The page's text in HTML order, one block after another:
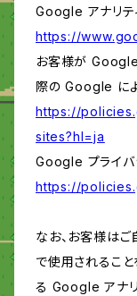
Google アナリテ
https://
お客様が Google
際の Google に
https://
sites?hl=ja
Google プライバ
https://
なお、お客様は
で使用されるこ
る Google アナリ